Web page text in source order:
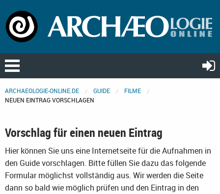
ARCHAEOLOGIE-ONLINE.DE GUIDE
FILME
NEUEN EINTRAG VORSCHLAGEN
Vorschlag für einen neuen Eintrag
Hier können Sie uns eine Internetseite für die Aufnahmen in
den Guide vorschlagen. Bitte füllen Sie dazu das folgende
Formular möglichst vollständig aus. Wir werden die Seite
dann so bald wie möglich prüfen und den Eintrag in den